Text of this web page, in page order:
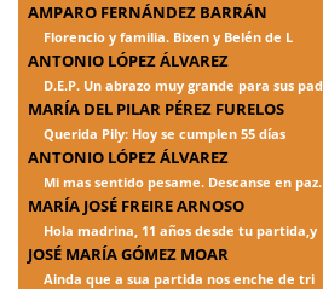
AMPARO FERNÁNDEZ BARRÁN
Florencio y familia. Bixen y Belén de L
ANTONIO LÓPEZ ÁLVAREZ
D.E.P. Un abrazo muy grande para sus pad
MARÍA DEL PILAR PÉREZ FURELOS
Querida Pily: Hoy se cumplen 55 días
ANTONIO LÓPEZ ÁLVAREZ
Mi mas sentido pesame. Descanse en paz.
MARÍA JOSÉ FREIRE ARNOSO
Hola madrina, 11 años desde tu partida,y
JOSÉ MARÍA GÓMEZ MOAR
Ainda que a sua partida nos enche de tri